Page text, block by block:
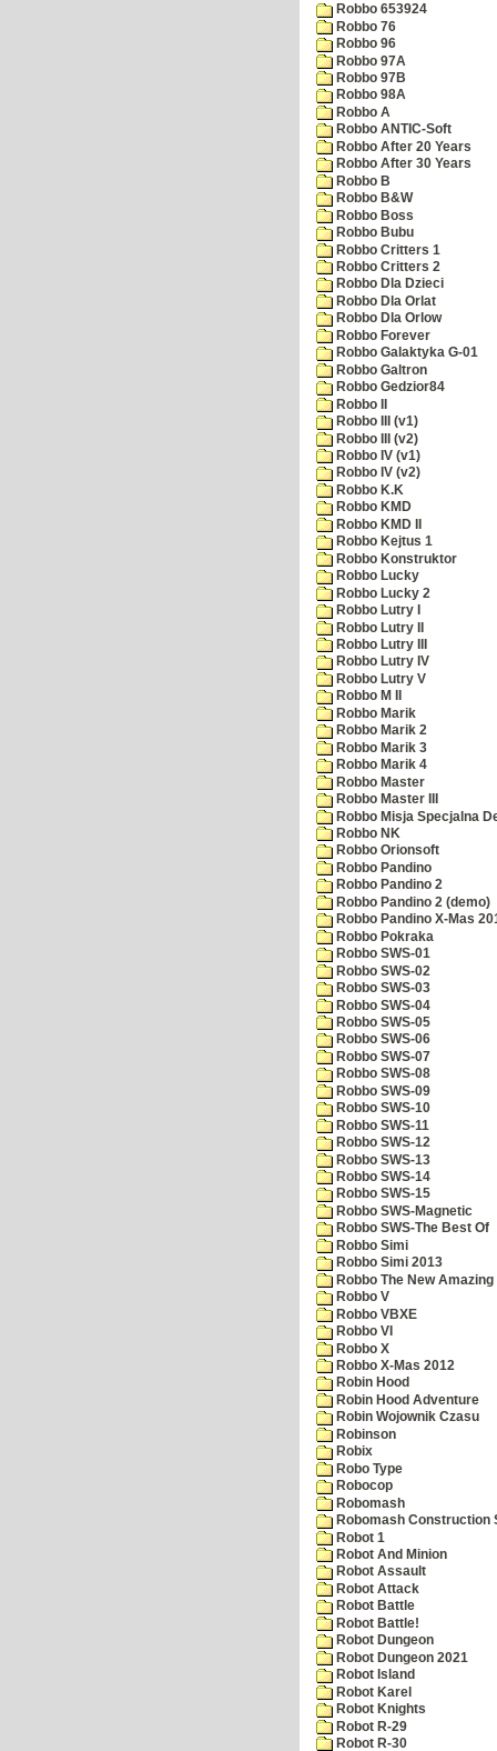
Robbo 653924
Robbo 76
Robbo 96
Robbo 97A
Robbo 97B
Robbo 98A
Robbo A
Robbo ANTIC-Soft
Robbo After 20 Years
Robbo After 30 Years
Robbo B
Robbo B&W
Robbo Boss
Robbo Bubu
Robbo Critters 1
Robbo Critters 2
Robbo Dla Dzieci
Robbo Dla Orlat
Robbo Dla Orlow
Robbo Forever
Robbo Galaktyka G-01
Robbo Galtron
Robbo Gedzior84
Robbo II
Robbo III (v1)
Robbo III (v2)
Robbo IV (v1)
Robbo IV (v2)
Robbo K.K
Robbo KMD
Robbo KMD II
Robbo Kejtus 1
Robbo Konstruktor
Robbo Lucky
Robbo Lucky 2
Robbo Lutry I
Robbo Lutry II
Robbo Lutry III
Robbo Lutry IV
Robbo Lutry V
Robbo M II
Robbo Marik
Robbo Marik 2
Robbo Marik 3
Robbo Marik 4
Robbo Master
Robbo Master III
Robbo Misja Specjalna
Robbo NK
Robbo Orionsoft
Robbo Pandino
Robbo Pandino 2
Robbo Pandino 2 (demo)
Robbo Pandino X-Mas
Robbo Pokraka
Robbo SWS-01
Robbo SWS-02
Robbo SWS-03
Robbo SWS-04
Robbo SWS-05
Robbo SWS-06
Robbo SWS-07
Robbo SWS-08
Robbo SWS-09
Robbo SWS-10
Robbo SWS-11
Robbo SWS-12
Robbo SWS-13
Robbo SWS-14
Robbo SWS-15
Robbo SWS-Magnetic
Robbo SWS-The Best Of
Robbo Simi
Robbo Simi 2013
Robbo The New
Robbo V
Robbo VBXE
Robbo VI
Robbo X
Robbo X-Mas 2012
Robin Hood
Robin Hood Adventure
Robin Wojownik Czasu
Robinson
Robix
Robo Type
Robocop
Robomash
Robomash Construction
Robot 1
Robot And Minion
Robot Assault
Robot Attack
Robot Battle
Robot Battle!
Robot Dungeon
Robot Dungeon 2021
Robot Island
Robot Karel
Robot Knights
Robot R-29
Robot R-30